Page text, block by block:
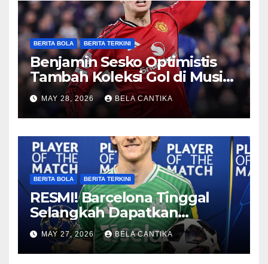
BERITA BOLA BERITA TERKINI
Benjamin Sesko Optimistis
Tambah Koleksi Gol di Musim
2026/27
MAY 28, 2026 BELA CANTIKA
BERITA BOLA BERITA TERKINI
RESMI! Barcelona Tinggal
Selangkah Dapatkan
Anthony Gordon
MAY 27, 2026 BELA CANTIKA